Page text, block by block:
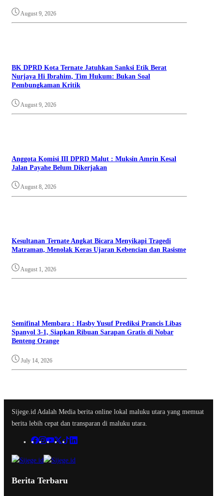
August 9, 2026
BK DPRD Kota Ternate Jatuhkan Sanksi Etik Berat
Nurjaya Hi Ibrahim, Tim Hukum: Bukan Soal
Pembungkaman Kritik
August 9, 2026
Anggota Komisi III DPRD Malut : Muksin Amrin Kesal
Jalan Payahe Belum Dikerjakan
August 8, 2026
Kesultanan Ternate Angkat Bicara Menyikapi Tragedi
Matraman, Menolak Keras Ujaran Kebencian dan Rasisme
August 1, 2026
Semifinal Membara : Hasby Yusuf Prediksi Prancis Libas
Spanyol 3-1, Siapkan Ribuan Sarapan Gratis di Nobar
Benteng Orange
July 14, 2026
Sijege.id Adalah Media berita online lokal maluku utara yang memuat
berita lebih cepat dan transparan di maluku utara.
Berita Terbaru